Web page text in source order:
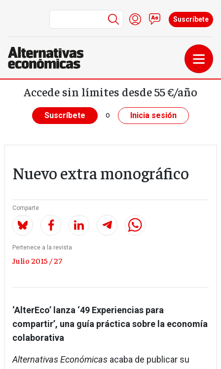
Pasar al contenido principal
Menú de cuenta de
Iniciar sesión
Contacto
Suscríbete
Accede sin límites desde 55 €/año
Suscríbete o Inicia sesión
Nuevo extra monográfico
Comparte
Pertenece a la revista
Julio 2015 / 27
‘AlterEco’ lanza ‘49 Experiencias para
compartir’, una guía práctica sobre la economía
colaborativa
Alternativas Económicas acaba de publicar su